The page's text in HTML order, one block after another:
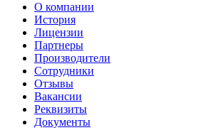
О компании
История
Лицензии
Партнеры
Производители
Сотрудники
Отзывы
Вакансии
Реквизиты
Документы